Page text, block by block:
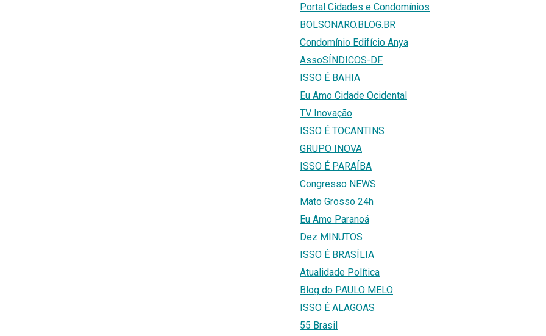
Portal Cidades e Condomínios
BOLSONARO.BLOG.BR
Condomínio Edifício Anya
AssoSÍNDICOS-DF
ISSO É BAHIA
Eu Amo Cidade Ocidental
TV Inovação
ISSO É TOCANTINS
GRUPO INOVA
ISSO É PARAÍBA
Congresso NEWS
Mato Grosso 24h
Eu Amo Paranoá
Dez MINUTOS
ISSO É BRASÍLIA
Atualidade Política
Blog do PAULO MELO
ISSO É ALAGOAS
55 Brasil